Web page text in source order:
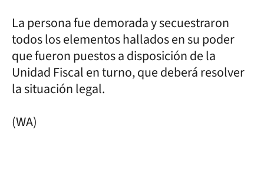
La persona fue demorada y secuestraron
todos los elementos hallados en su poder
que fueron puestos a disposición de la
Unidad Fiscal en turno, que deberá resolver
la situación legal.
(WA)